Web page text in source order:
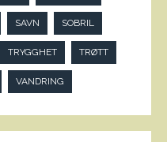
SAVN SOBRIL
TRYGGHET TRØTT
VANDRING